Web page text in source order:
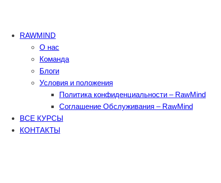
RAWMIND
О нас
Команда
Блоги
Условия и положения
Политика конфиденциальности – RawMind
Соглашение Обслуживания – RawMind
ВСЕ КУРСЫ
КОНТАКТЫ